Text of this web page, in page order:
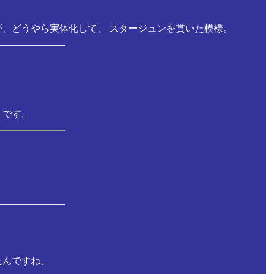
どうやら実体化して、 スタージュンを貫いた模様。
す。
ですね。